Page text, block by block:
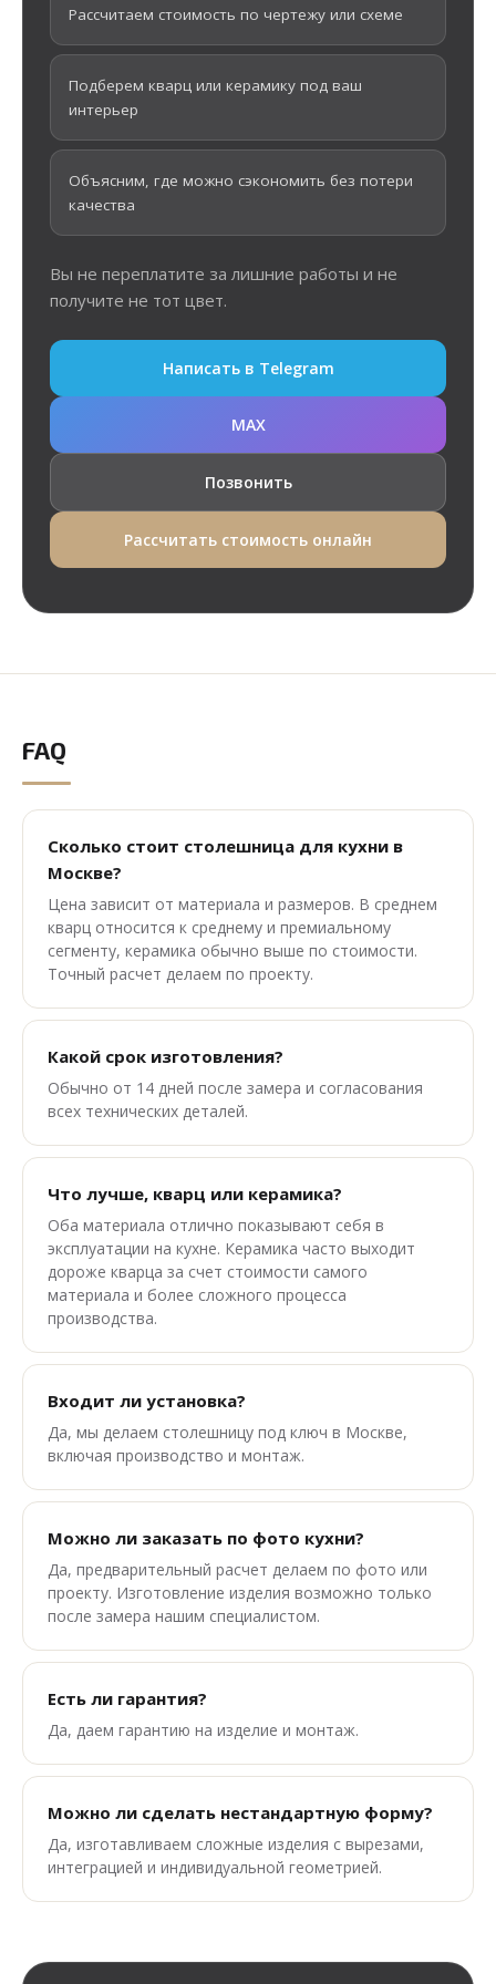
Рассчитаем стоимость по чертежу или схеме
Подберем кварц или керамику под ваш
интерьер
Объясним, где можно сэкономить без потери
качества
Вы не переплатите за лишние работы и не
получите не тот цвет.
Написать в Telegram
MAX
Позвонить
Рассчитать стоимость онлайн
FAQ
Сколько стоит столешница для кухни в
Москве?
Цена зависит от материала и размеров. В среднем
кварц относится к среднему и премиальному
сегменту, керамика обычно выше по стоимости.
Точный расчет делаем по проекту.
Какой срок изготовления?
Обычно от 14 дней после замера и согласования
всех технических деталей.
Что лучше, кварц или керамика?
Оба материала отлично показывают себя в
эксплуатации на кухне. Керамика часто выходит
дороже кварца за счет стоимости самого
материала и более сложного процесса
производства.
Входит ли установка?
Да, мы делаем столешницу под ключ в Москве,
включая производство и монтаж.
Можно ли заказать по фото кухни?
Да, предварительный расчет делаем по фото или
проекту. Изготовление изделия возможно только
после замера нашим специалистом.
Есть ли гарантия?
Да, даем гарантию на изделие и монтаж.
Можно ли сделать нестандартную форму?
Да, изготавливаем сложные изделия с вырезами,
интеграцией и индивидуальной геометрией.